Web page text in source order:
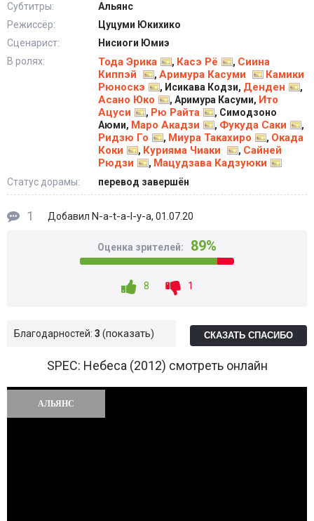
Субтитры:
Альянс
Режиссёр:
Цуцуми Юкихико
Сценарист:
Нисиоги Юмиэ
В ролях:
Тода Эрика , Касэ Рё , Сиина
Киппэй
, Аримура Касуми
Камики
Рюноскэ
, Исикава Кодзи, Денден ,
Асано Юко , Аримура Касуми, Ито
Ацуси
, Рю Райта
, Симодзоно
Аюми, Маро Акадзи , Фукуда Саки ,
Ридзю Го , Миура Такахиро , Окада
Коки
, Курияма Чиаки , Сайней
Рюдзи
, Мацудзава Кадзуюки
Статус дорамы: перевод завершён
1 Добавил N-a-t-a-l-y-a, 01.07.20
Оценка зрителей: 89%
8 1
Благодарностей: 3 показать СКАЗАТЬ СПАСИБО
SPEC: Небеса (2012) смотреть онлайн
АЛЬЯНС